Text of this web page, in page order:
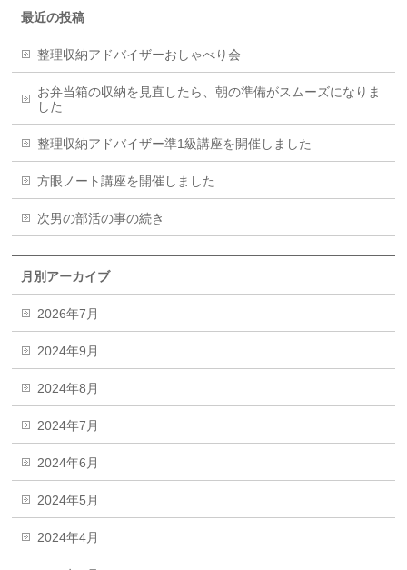
最近の投稿
整理収納アドバイザーおしゃべり会
お弁当箱の収納を見直したら、朝の準備がスムーズになりま
した
整理収納アドバイザー準1級講座を開催しました
方眼ノート講座を開催しました
次男の部活の事の続き
月別アーカイブ
2026年7月
2024年9月
2024年8月
2024年7月
2024年6月
2024年5月
2024年4月